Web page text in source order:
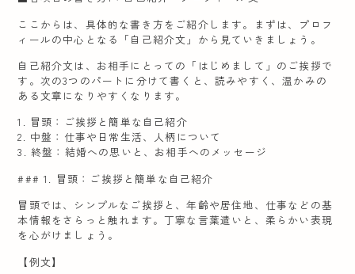
ここからは、具体的な書き方をご紹介します。まずは、プロフ
ィールの中心となる「自己紹介文」から見ていきましょう。
自己紹介文は、お相手にとっての「はじめまして」のご挨拶で
す。次の3つのパートに分けて書くと、読みやすく、温かみの
ある文章になりやすくなります。
1. 冒頭：ご挨拶と簡単な自己紹介
2. 中盤：仕事や日常生活、人柄について
3. 終盤：結婚への思いと、お相手へのメッセージ
### 1. 冒頭：ご挨拶と簡単な自己紹介
冒頭では、シンプルなご挨拶と、年齢や居住地、仕事などの基
本情報をさらっと触れます。丁寧な言葉遣いと、柔らかい表現
を心がけましょう。
【例文】